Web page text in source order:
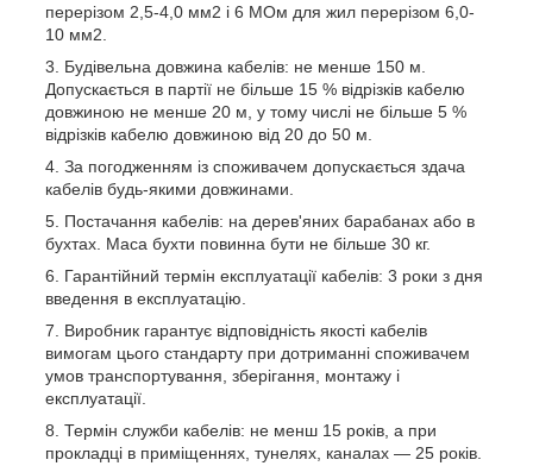
перерізом 2,5-4,0 мм2 і 6 МОм для жил перерізом 6,0-
10 мм2.
Будівельна довжина кабелів: не менше 150 м.
Допускається в партії не більше 15 % відрізків кабелю
довжиною не менше 20 м, у тому числі не більше 5 %
відрізків кабелю довжиною від 20 до 50 м.
За погодженням із споживачем допускається здача
кабелів будь-якими довжинами.
Постачання кабелів: на дерев'яних барабанах або в
бухтах. Маса бухти повинна бути не більше 30 кг.
Гарантійний термін експлуатації кабелів: 3 роки з дня
введення в експлуатацію.
Виробник гарантує відповідність якості кабелів
вимогам цього стандарту при дотриманні споживачем
умов транспортування, зберігання, монтажу і
експлуатації.
Термін служби кабелів: не менш 15 років, а при
прокладці в приміщеннях, тунелях, каналах — 25 років.